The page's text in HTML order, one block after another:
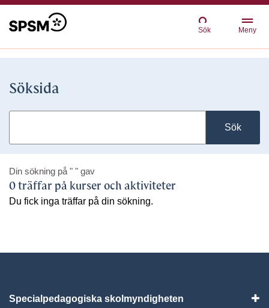
Sök Meny
Söksida
Sök
Din sökning på " " gav
0 träffar på kurser och aktiviteter
Du fick inga träffar på din sökning.
Specialpedagogiska skolmyndigheten